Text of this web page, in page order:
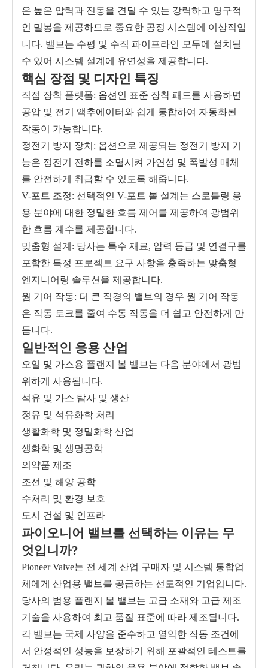
은 높은 압력과 진동을 견딜 수 있는 강력하고 영구적
인 밀봉을 제공하므로 중요한 공정 시스템에 이상적입
니다. 밸브는 수평 및 수직 파이프라인 모두에 설치될
수 있어 시스템 설계에 유연성을 제공합니다.
핵심 장점 및 디자인 특징
직접 장착 플랫폼: 옵션인 표준 장착 패드를 사용하면
공압 및 전기 액추에이터와 쉽게 통합하여 자동화된
작동이 가능합니다.
정전기 방지 장치: 옵션으로 제공되는 정전기 방지 기
능은 정전기 전하를 소멸시켜 가연성 및 폭발성 매체
를 안전하게 취급할 수 있도록 해줍니다.
V-포트 조정: 선택적인 V-포트 볼 설계는 스로틀링 응
용 분야에 대한 정밀한 흐름 제어를 제공하여 광범위
한 흐름 계수를 제공합니다.
맞춤형 설계: 당사는 특수 재료, 압력 등급 및 연결구를
포함한 특정 프로젝트 요구 사항을 충족하는 맞춤형
엔지니어링 솔루션을 제공합니다.
웜 기어 작동: 더 큰 직경의 밸브의 경우 웜 기어 작동
은 작동 토크를 줄여 수동 작동을 더 쉽고 안전하게 만
듭니다.
일반적인 응용 산업
오일 및 가스용 플랜지 볼 밸브는 다음 분야에서 광범
위하게 사용됩니다.
석유 및 가스 탐사 및 생산
정유 및 석유화학 처리
생활화학 및 정밀화학 산업
생화학 및 생명공학
의약품 제조
조선 및 해양 공학
수처리 및 환경 보호
도시 건설 및 인프라
파이오니어 밸브를 선택하는 이유는 무
엇입니까?
Pioneer Valve는 전 세계 산업 구매자 및 시스템 통합업
체에게 산업용 밸브를 공급하는 선도적인 기업입니다.
당사의 범용 플랜지 볼 밸브는 고급 소재와 고급 제조
기술을 사용하여 최고 품질 표준에 따라 제조됩니다.
각 밸브는 국제 사양을 준수하고 열악한 작동 조건에
서 안정적인 성능을 보장하기 위해 포괄적인 테스트를